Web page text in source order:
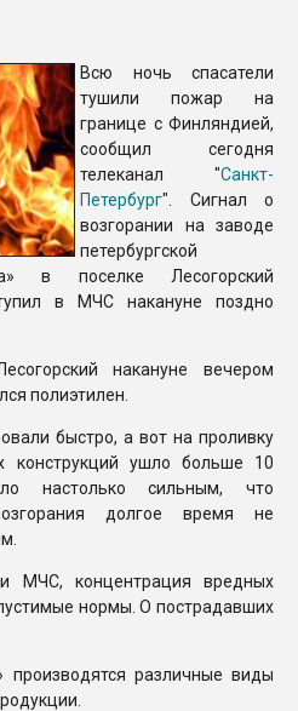
ПЕРЕЙТИ НА
Всю ночь спасатели
тушили пожар на
границе с Финляндией,
сообщил сегодня
телеканал "Санкт-
Петербург". Сигнал о
возгорании на заводе
петербургской
в поселке Лесогорский
в МЧС накануне поздно
накануне вечером
полиэтилен.
быстро, а вот на проливку
конструкций ушло больше 10
настолько сильным, что
долгое время не
МЧС, концентрация вредных
нормы. О пострадавших
производятся различные виды